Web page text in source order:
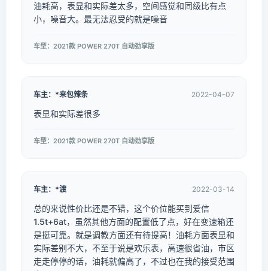
油耗高，表显和实际差太多，空间感觉和同级比有点
小，噪音大。最无法忍受的就是噪音
车型：2021款 POWER 270T 自动劲享版
车主：*来包辣条 2022-04-07
表显和实际差很多
车型：2021款 POWER 270T 自动劲享版
车主：*渡 2022-03-14
总的来说性价比还是不错，这个价位能买到爱信
1.5t+6at，虽然其他方面的配置低了点，好在变速箱还
是挺可靠。就是调教方面还有待提高！油耗方面表显和
实际差别不大，不至于说是欢乐表，高速很省油，市区
走走停停的话，油耗就偏高了，不过也在我的接受范围